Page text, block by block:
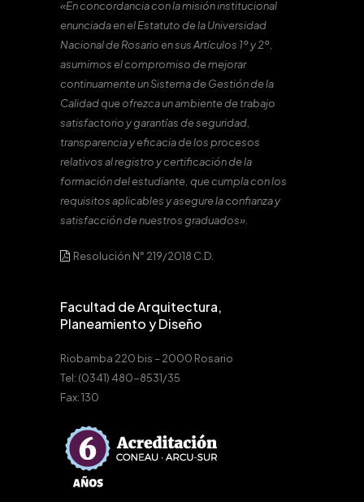
«En concordancia con la misión institucional
enunciada en el Estatuto de la Universidad
Nacional de Rosario en sus Artículos 1º y 2º,
asumimos el compromiso de mejorar
continuamente un Sistema de Gestión de la
Calidad que ofrezca un ambiente de trabajo
satisfactorio y garantías de seguridad,
transparencia y eficacia de los procesos
relativos al registro y certificación de la
formación del estudiante, que cumpla con los
requisitos aplicables y asegure la confianza y
satisfacción de nuestros graduados».
Resolución N° 219/2018 C.D.
Facultad de Arquitectura,
Planeamiento y Diseño
Riobamba 220 bis – 2000 Rosario
Tel: (0341) 480-8531/35
Fax: 130